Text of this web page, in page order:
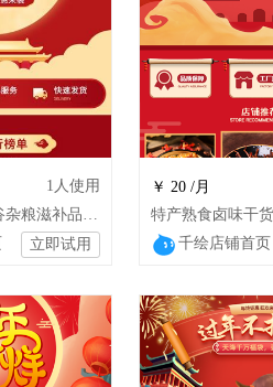
1 人使用
水果月饼酒水五谷杂粮滋补品干货店铺模板
立即试用
￥ 20 /月
千绘店铺首页